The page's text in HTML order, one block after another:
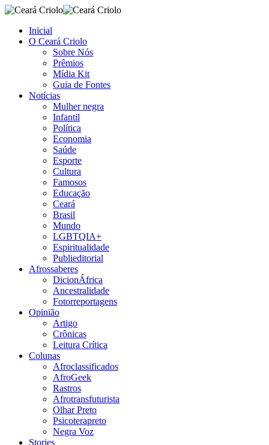
Inicial
O Ceará Criolo
Sobre Nós
Prêmios
Mídia Kit
Guia de Fontes
Notícias
Mulher negra
Infantil
Política
Economia
Saúde
Esporte
Cultura
Famosos
Educação
Ceará
Brasil
Mundo
LGBTQIA+
Espiritualidade
Publieditorial
Afrossaberes
DicionÁfrica
Ancestralidade
Fotorreportagens
Opinião
Artigo
Crônicas
Leitura Crítica
Colunas
Afroclassificados
AfroGeek
Rastros
Afrotransfuturista
Olhar Preto
Psicoterapreto
Negra Voz
Stories